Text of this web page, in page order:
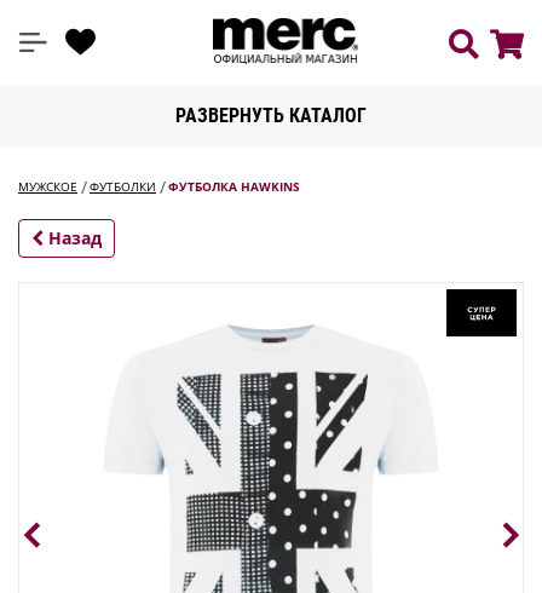
РАЗВЕРНУТЬ КАТАЛОГ
МУЖСКОЕ ФУТБОЛКИ ФУТБОЛКА HAWKINS
Назад